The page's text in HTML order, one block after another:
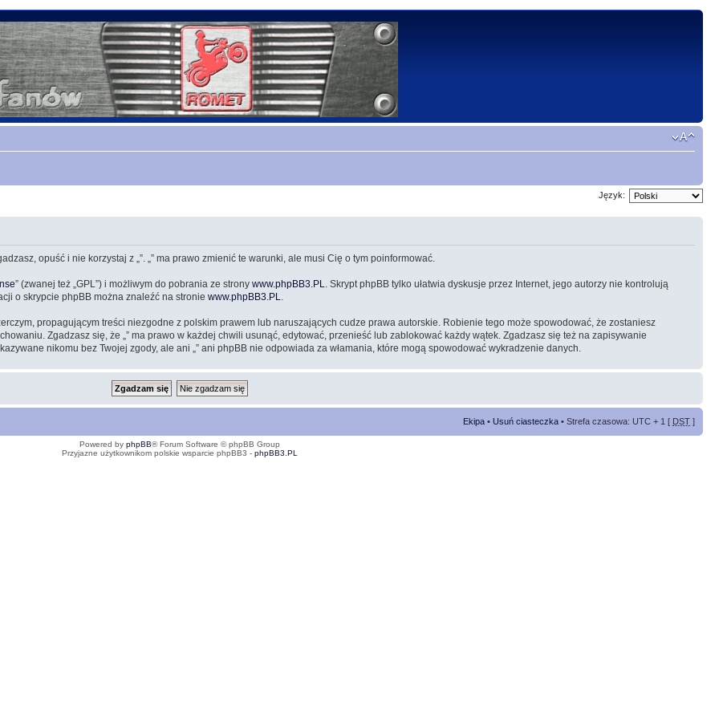
Język:
opuść i nie korzystaj z „”. „” ma prawo zmienić te warunki, ale musi Cię o tym poinformować.
” (zwanej też „GPL”) i możliwym do pobrania ze strony www.phpBB3.PL
. Skrypt phpBB tylko ułatwia dyskusje przez Internet, jego autorzy nie kontrolują
o skrypcie phpBB można znaleźć na stronie www.phpBB3.PL
propagującym treści niezgodne z polskim prawem lub naruszających cudze prawa autorskie. Robienie tego może spowodować, że zostaniesz
Zgadzasz się, że „” ma prawo w każdej chwili usunąć, edytować, przenieść lub zablokować każdy wątek. Zgadzasz się też na zapisywanie
nikomu bez Twojej zgody, ale ani „” ani phpBB nie odpowiada za włamania, które mogą spowodować wykradzenie danych.
Ekipa • Usuń ciasteczka • Strefa czasowa: UTC + 1 [ DST ]
Powered by phpBB® Forum Software © phpBB Group
Przyjazne użytkownikom polskie wsparcie phpBB3 - phpBB3.PL